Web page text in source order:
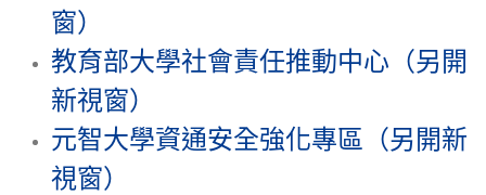
窗）
教育部大學社會責任推動中心（另開
新視窗）
元智大學資通安全強化專區（另開新
視窗）